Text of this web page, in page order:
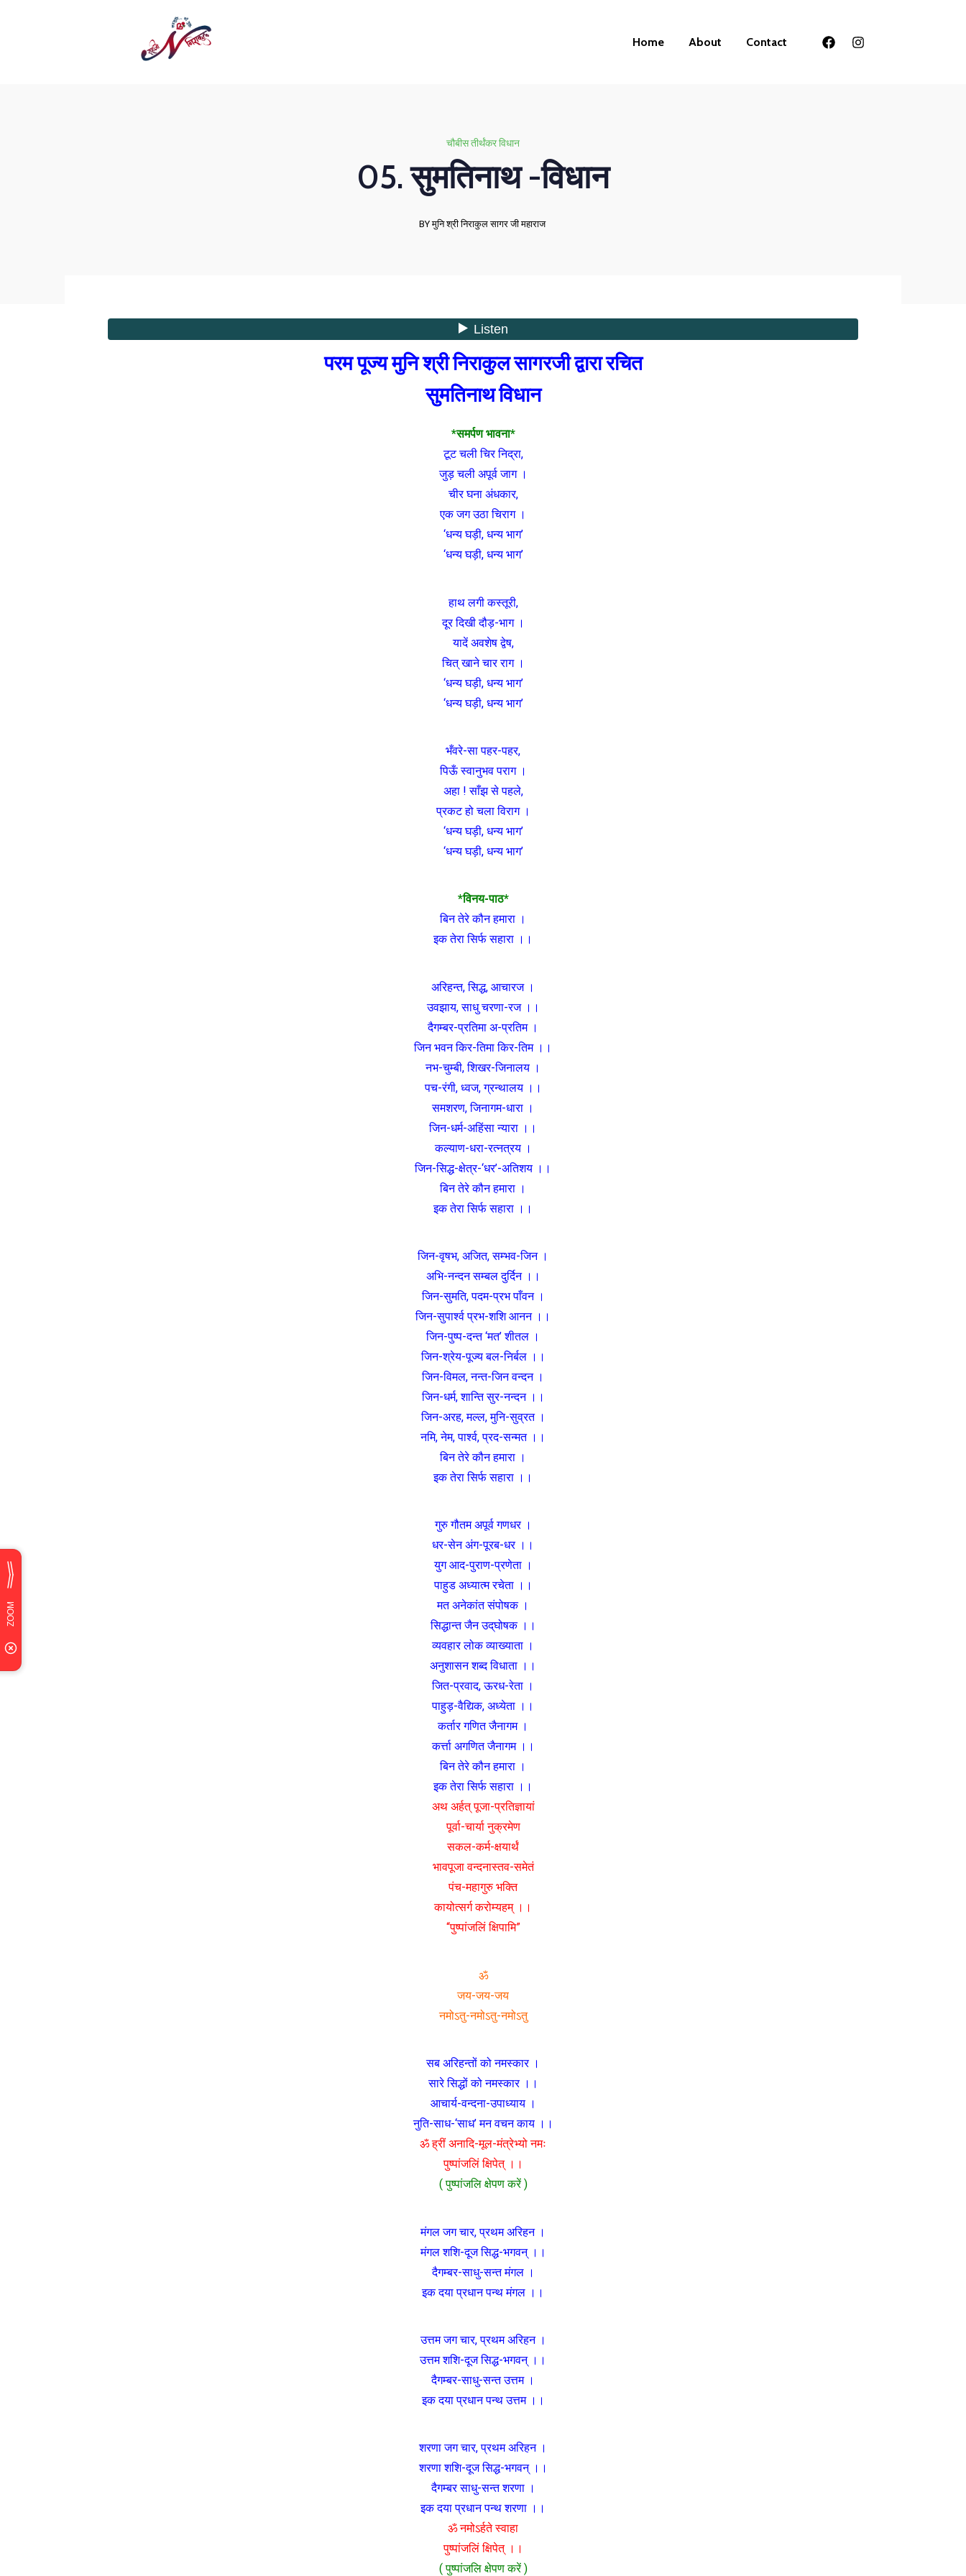
Home About Contact
चौबीस तीर्थंकर विधान
05. सुमतिनाथ -विधान
BY मुनि श्री निराकुल सागर जी महाराज
परम पूज्य मुनि श्री निराकुल सागरजी द्वारा रचित
सुमतिनाथ विधान
*समर्पण भावना*
टूट चली चिर निद्रा,
जुड़ चली अपूर्व जाग ।
चीर घना अंधकार,
एक जग उठा चिराग ।
‘धन्य घड़ी, धन्य भाग’
‘धन्य घड़ी, धन्य भाग’
हाथ लगी कस्तूरी,
दूर दिखी दौड़-भाग ।
यादें अवशेष द्वेष,
चित् खाने चार राग ।
‘धन्य घड़ी, धन्य भाग’
‘धन्य घड़ी, धन्य भाग’
भँवरे-सा पहर-पहर,
पिऊँ स्वानुभव पराग ।
अहा ! साँझ से पहले,
प्रकट हो चला विराग ।
‘धन्य घड़ी, धन्य भाग’
‘धन्य घड़ी, धन्य भाग’
*विनय-पाठ*
बिन तेरे कौन हमारा ।
इक तेरा सिर्फ सहारा ।।
अरिहन्त, सिद्ध, आचारज ।
उवझाय, साधु चरणा-रज ।।
दैगम्बर-प्रतिमा अ-प्रतिम ।
जिन भवन किर-तिमा किर-तिम ।।
नभ-चुम्बी, शिखर-जिनालय ।
पच-रंगी, ध्वज, ग्रन्थालय ।।
समशरण, जिनागम-धारा ।
जिन-धर्म-अहिंसा न्यारा ।।
कल्याण-धरा-रत्नत्रय ।
जिन-सिद्ध-क्षेत्र-‘धर’-अतिशय ।।
बिन तेरे कौन हमारा ।
इक तेरा सिर्फ सहारा ।।
जिन-वृषभ, अजित, सम्भव-जिन ।
अभि-नन्दन सम्बल दुर्दिन ।।
जिन-सुमति, पदम-प्रभ पाँवन ।
जिन-सुपार्श्व प्रभ-शशि आनन ।।
जिन-पुष्प-दन्त ‘मत’ शीतल ।
जिन-श्रेय-पूज्य बल-निर्बल ।।
जिन-विमल, नन्त-जिन वन्दन ।
जिन-धर्म, शान्ति सुर-नन्दन ।।
जिन-अरह, मल्ल, मुनि-सुव्रत ।
नमि, नेम, पार्श्व, प्रद-सन्मत ।।
बिन तेरे कौन हमारा ।
इक तेरा सिर्फ सहारा ।।
गुरु गौतम अपूर्व गणधर ।
धर-सेन अंग-पूरब-धर ।।
युग आद-पुराण-प्रणेता ।
पाहुड अध्यात्म रचेता ।।
मत अनेकांत संपोषक ।
सिद्धान्त जैन उद्‌घोषक ।।
व्यवहार लोक व्याख्याता ।
अनुशासन शब्द विधाता ।।
जित-प्रवाद, ऊरध-रेता ।
पाहुड़-वैद्यिक, अध्येता ।।
कर्तार गणित जैनागम ।
कर्त्ता अगणित जैनागम ।।
बिन तेरे कौन हमारा ।
इक तेरा सिर्फ सहारा ।।
अथ अर्हत् पूजा-प्रतिज्ञायां
पूर्वा-चार्या नुक्रमेण
सकल-कर्म-क्षयार्थं
भावपूजा वन्दनास्तव-समेतं
पंच-महागुरु भक्ति
कायोत्सर्ग करोम्यहम् ।।
“पुष्पांजलिं क्षिपामि”
ॐ
जय-जय-जय
नमोऽतु-नमोऽतु-नमोऽतु
सब अरिहन्तों को नमस्कार ।
सारे सिद्धों को नमस्कार ।।
आचार्य-वन्दना-उपाध्याय ।
नुति-साध-‘साध’ मन वचन काय ।।
ॐ ह्रीं अनादि-मूल-मंत्रेभ्यो नमः
पुष्पांजलिं क्षिपेत् ।।
( पुष्पांजलि क्षेपण करें )
मंगल जग चार, प्रथम अरिहन ।
मंगल शशि-दूज सिद्ध-भगवन् ।।
दैगम्बर-साधु-सन्त मंगल ।
इक दया प्रधान पन्थ मंगल ।।
उत्तम जग चार, प्रथम अरिहन ।
उत्तम शशि-दूज सिद्ध-भगवन् ।।
दैगम्बर-साधु-सन्त उत्तम ।
इक दया प्रधान पन्थ उत्तम ।।
शरणा जग चार, प्रथम अरिहन ।
शरणा शशि-दूज सिद्ध-भगवन् ।।
दैगम्बर साधु-सन्त शरणा ।
इक दया प्रधान पन्थ शरणा ।।
ॐ नमोऽर्हते स्वाहा
पुष्पांजलिं क्षिपेत् ।।
( पुष्पांजलि क्षेपण करें )